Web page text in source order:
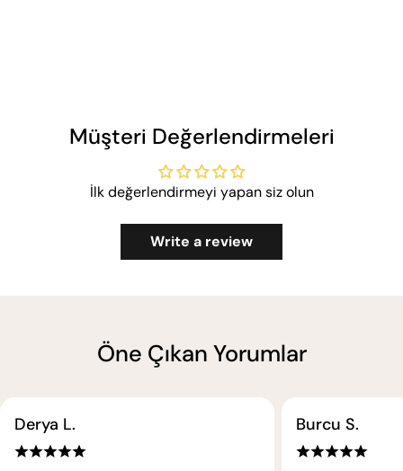
Müşteri Değerlendirmeleri
İlk değerlendirmeyi yapan siz olun
Write a review
Öne Çıkan Yorumlar
Derya L. Burcu S.